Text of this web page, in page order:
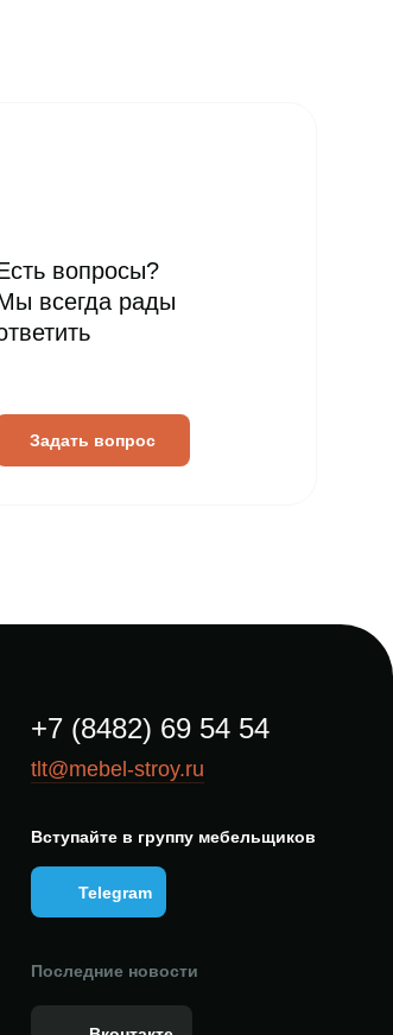
вопросы?
всегда рады
Задать вопрос
+7 (8482) 69 54 54
tlt@mebel-stroy.ru
Вступайте в группу мебельщиков
Telegram
Последние новости